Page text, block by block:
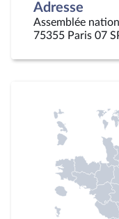
Adresse
Assemblée
75355 Paris 07